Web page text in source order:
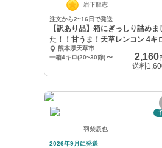
岩下龍志
注文から2~16日で発送
【訳あり品】箱にぎっしり詰めま
た！！甘うま！天草レンコン 4キ
上 熊本県天草市
一箱4キロ(20~30節)〜 2,160
+送料
羽柴辰也
2026年9月に発送